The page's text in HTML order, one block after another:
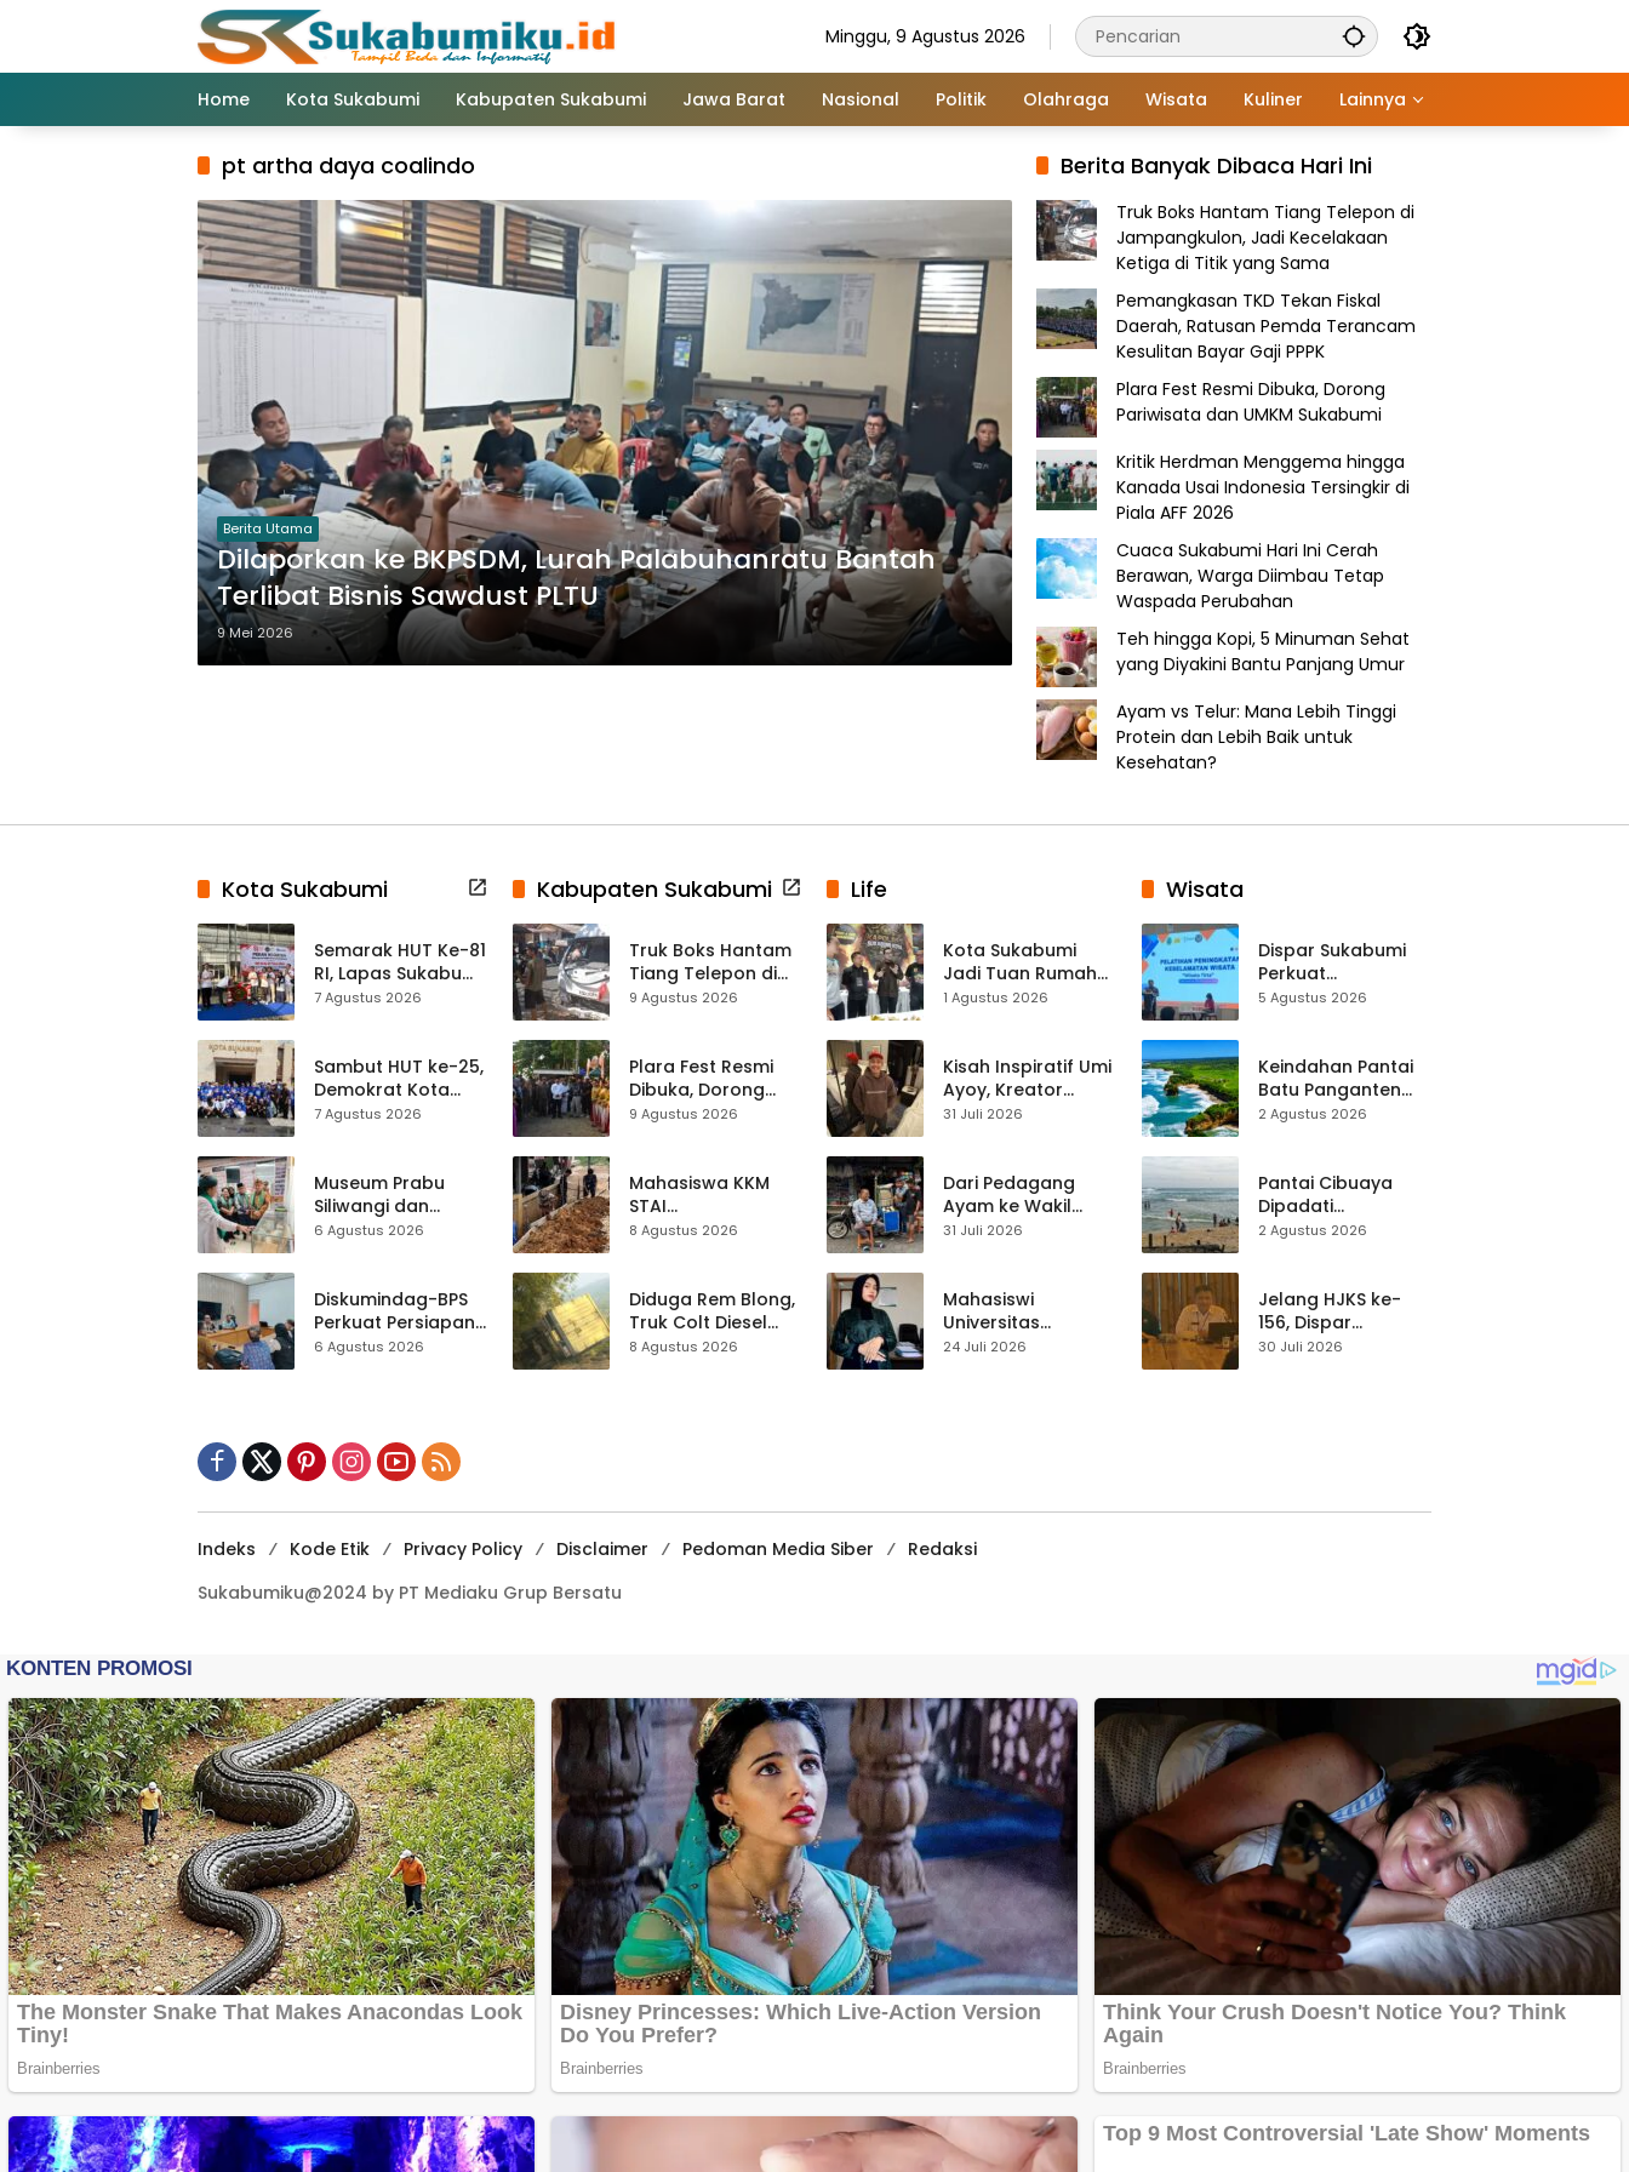
Minggu, 9 Agustus 2026
Home Kota Sukabumi Kabupaten Sukabumi Jawa Barat Nasional Politik Olahraga Wisata Kuliner Lainnya
pt artha daya coalindo
Berita Utama
Dilaporkan ke BKPSDM, Lurah Palabuhanratu Bantah
Terlibat Bisnis Sawdust PLTU
9 Mei 2026
Berita Banyak Dibaca Hari Ini
Truk Boks Hantam Tiang Telepon di
Jampangkulon, Jadi Kecelakaan
Ketiga di Titik yang Sama
Pemangkasan TKD Tekan Fiskal
Daerah, Ratusan Pemda Terancam
Kesulitan Bayar Gaji PPPK
Plara Fest Resmi Dibuka, Dorong
Pariwisata dan UMKM Sukabumi
Kritik Herdman Menggema hingga
Kanada Usai Indonesia Tersingkir di
Piala AFF 2026
Cuaca Sukabumi Hari Ini Cerah
Berawan, Warga Diimbau Tetap
Waspada Perubahan
Teh hingga Kopi, 5 Minuman Sehat
yang Diyakini Bantu Panjang Umur
Ayam vs Telur: Mana Lebih Tinggi
Protein dan Lebih Baik untuk
Kesehatan?
Kota Sukabumi
Semarak HUT Ke-81
RI, Lapas Sukabumi
Resmi Gelar Pekan
7 Agustus 2026
Sambut HUT ke-25,
Demokrat Kota
Sukabumi
ASRI Lewat Aksi
Bersih Masjid
Agung
7 Agustus 2026
Museum Prabu
Siliwangi dan
Museum Keramik
Hampir 500 Koleksi
Dipisahkan
6 Agustus 2026
Diskumindag-BPS
Perkuat Persiapan
Sensus Ekonomi,
6 Agustus 2026
Kabupaten Sukabumi
Truk Boks Hantam
Tiang Telepon di
Jampangkulon,
Sama
9 Agustus 2026
Plara Fest Resmi
Dibuka, Dorong
Pariwisata dan
9 Agustus 2026
Mahasiswa KKM
STAI
Palabuhanratu
Jalan Majelis Ta’lim
di Sagaranten
8 Agustus 2026
Diduga Rem Blong,
Truk Colt Diesel
Terperosok di Jalur
8 Agustus 2026
Life
Kota Sukabumi
Jadi Tuan Rumah
Kontes Batu Akik
1 Agustus 2026
Kisah Inspiratif Umi
Ayoy, Kreator
TikTok Asal
Live Streaming
31 Juli 2026
Dari Pedagang
Ayam ke Wakil
Ketua DPRD, H.
Pasar Cisaat
31 Juli 2026
Mahasiswi
Universitas
Muhammadiyah
24 Juli 2026
Wisata
Dispar Sukabumi
Perkuat
Keselamatan
Mitigasi hingga
Teknik Evakuasi
5 Agustus 2026
Keindahan Pantai
Batu Panganten
Mulai Dilirik
2 Agustus 2026
Pantai Cibuaya
Dipadati
Wisatawan,
Waspada
2 Agustus 2026
Jelang HJKS ke-
156, Dispar
Kabupaten
30 Juli 2026
Indeks Kode Etik Privacy Policy Disclaimer Pedoman Media Siber
Redaksi
Sukabumiku@2024 by PT Mediaku Grup Bersatu